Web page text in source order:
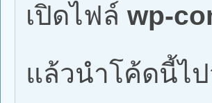
เปิดไฟล์ wp-
แล้วนำโค้ดนี้ไป